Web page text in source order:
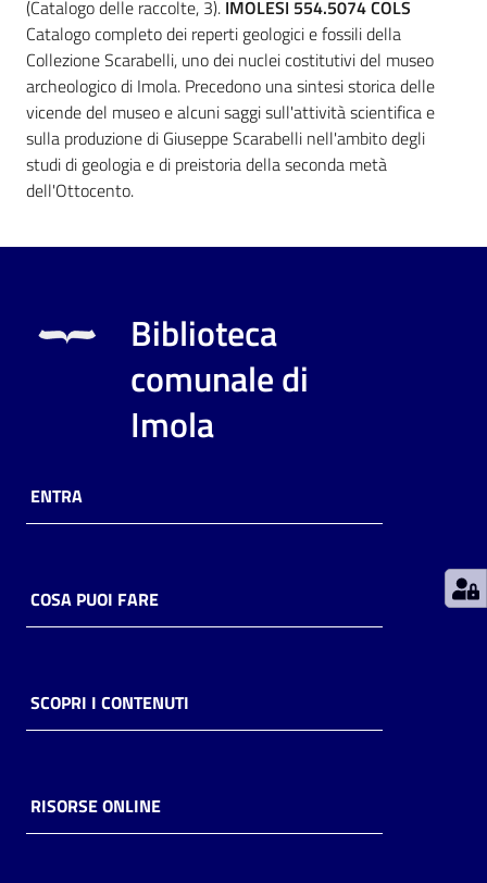
Casa
Piani
Archivio
storico
Decentrate
per
su
on line
(Catalogo delle raccolte, 3). IMOLESI 554.5074 COLS
Catalogo completo dei reperti geologici e fossili della
Collezione Scarabelli, uno dei nuclei costitutivi del museo
archeologico di Imola. Precedono una sintesi storica delle
vicende del museo e alcuni saggi sull'attività scientifica e
sulla produzione di Giuseppe Scarabelli nell'ambito degli
studi di geologia e di preistoria della seconda metà
dell'Ottocento.
Biblioteca
comunale di
Imola
ENTRA
COSA PUOI FARE
SCOPRI I CONTENUTI
RISORSE ONLINE